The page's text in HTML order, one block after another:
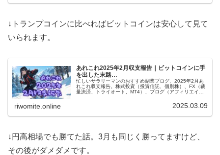
↓トランプコインに比べればビットコインは安心して見て
いられます。
あれこれ2025年2月収支報告｜ビットコインに手
を出した末路…
忙しいサラリーマンのおすすめ副業ブログ、2025年2月あ
れこれ収支報告。株式投資（投資信託、個別株）、FX（裁
量決済、トライオート、MT4）、ブログ（アフィリエイ
riwomite.online 2025.03.09
↓円高相場でも勝てた話。3月も同じく勝ってますけど、
その後がダメダメです。